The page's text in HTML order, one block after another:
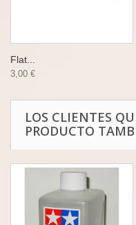
Flat...
3,00 €
LOS CLIENTES
PRODUCTO